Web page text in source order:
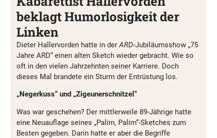
beklagt Humorlosigkeit der
Linken
Dieter Hallervorden hatte in derARD-Jubiläumsshow „75
Jahre ARD“ einen alten Sketch wieder gebracht. Wie so
oft in den vielen Jahrzehnten seiner Karriere. Doch
dieses Mal brandete ein Sturm der Entrüstung los.
„Negerkuss“ und „Zigeunerschnitzel“
Was war geschehen? Der mittlerweile 89-Jährige hatte
eine Neuauflage seines „Palim, Palim“-Sketches zum
Besten gegeben. Darin hatte er aber die Begriffe